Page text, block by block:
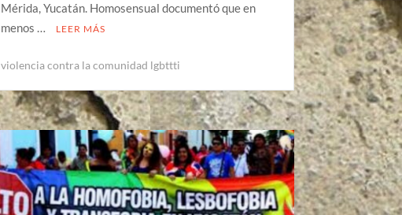
Mérida, Yucatán. Homosensual documentó que en
menos …
LEER MÁS
violencia contra la comunidad lgbttti